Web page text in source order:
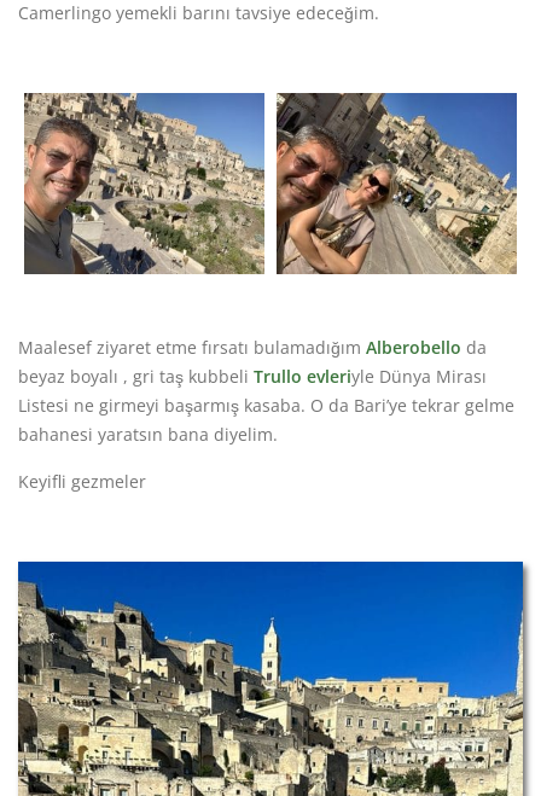
Camerlingo yemekli barını tavsiye edeceğim.
Maalesef ziyaret etme fırsatı bulamadığım Alberobello da
beyaz boyalı , gri taş kubbeli Trullo evleriyle Dünya Mirası
Listesi ne girmeyi başarmış kasaba. O da Bari’ye tekrar gelme
bahanesi yaratsın bana diyelim.
Keyifli gezmeler